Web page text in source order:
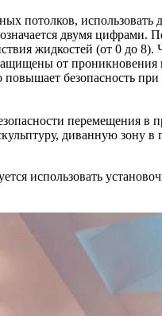
потолков,
двумя цифрами.
жидкостей (от 0 до
от
безопасность
перемещения в
диванную зону в
использовать